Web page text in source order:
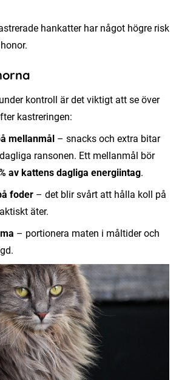
hankatter har något högre risk
kontroll är det viktigt att se över
kastreringen:
mellanmål – snacks och extra bitar
ransonen. Ett mellanmål bör
av kattens dagliga energiintag.
foder – det blir svårt att hålla koll på
äter.
– portionera maten i måltider och